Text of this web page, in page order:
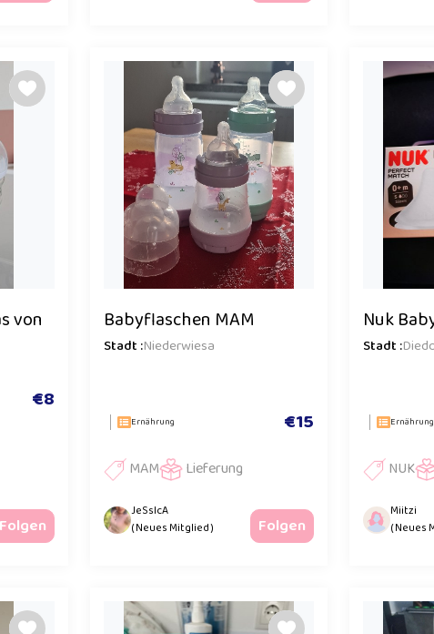
von
€8
Folgen
Babyflaschen MAM
Stadt :Niederwiesa
Ernährung €15
MAM Lieferung
JeSsIcA
( Neues Mitglied )
Folgen
Nuk
Stadt :
Ernährung
NUK
Miitzi
( Neues